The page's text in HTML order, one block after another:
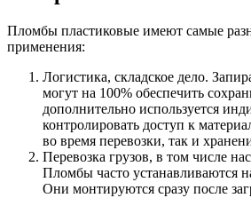
Пломбы пластиковые имеют самые
применения:
Логистика, складское дело.
могут на 100% обеспечить
дополнительно используется
контролировать доступ к
во время перевозки, так и
Перевозка грузов, в том числе
Пломбы часто устанавливаются
Они монтируются сразу после